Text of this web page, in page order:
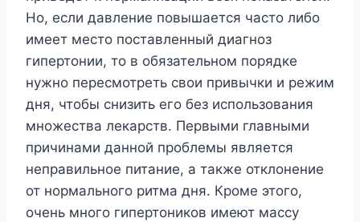
Но, если давление повышается часто либо
имеет место поставленный диагноз
гипертонии, то в обязательном порядке
нужно пересмотреть свои привычки и режим
дня, чтобы снизить его без использования
множества лекарств. Первыми главными
причинами данной проблемы является
неправильное питание, а также отклонение
от нормального ритма дня. Кроме этого,
очень много гипертоников имеют массу